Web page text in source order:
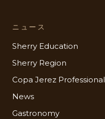
ニュース
Sherry Education
Sherry Region
Copa Jerez Professional
News
Gastronomy